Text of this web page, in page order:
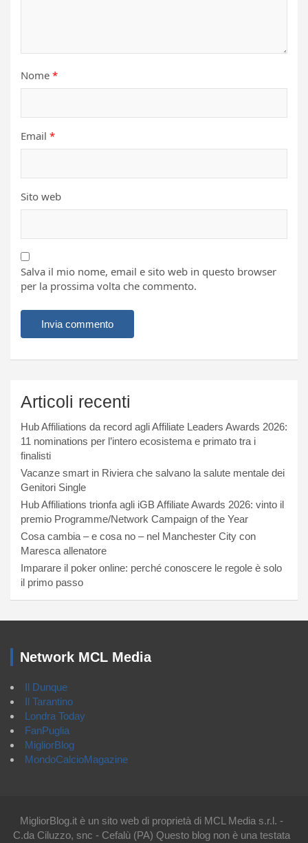
Nome *
Email *
Sito web
Salva il mio nome, email e sito web in questo browser
per la prossima volta che commento.
Articoli recenti
Hub Affiliations da record agli Affiliate Leaders Awards 2026:
11 nominations per l’intero ecosistema e primato tra i
finalisti
Vacanze smart in Riviera che salvano la salute mentale dei
Genitori Single
Hub Affiliations trionfa agli iGB Affiliate Awards 2026: vinto il
premio Programme/Network Campaign of the Year
Cosa cambia – e cosa no – nel Manchester City con
Maresca allenatore
Imparare il poker online: perché conoscere le regole è solo
il primo passo
Network MCL Media
Il Dunque
Il Tarantino
Londra Today
FanPuglia
MigliorBlog
MondoCalcioMagazine
MigliorBlog.it è un sito web di proprietà di MCL Media s.r.l. -
C.da Ciluzzo, snc - Cefalù (PA) Questo blog non è una testata